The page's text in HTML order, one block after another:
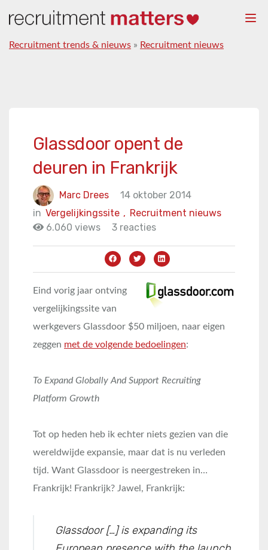
Recruitment trends & nieuws » Recruitment nieuws
Glassdoor opent de
deuren in Frankrijk
Marc Drees
14 oktober 2014
in
Recruitment nieuws
Vergelijkingssite ,
6.060 views
3 reacties
Eind vorig jaar ontving
vergelijkingssite van
werkgevers Glassdoor $50 miljoen, naar eigen
zeggen met de volgende bedoelingen:
To Expand Globally And Support Recruiting
Platform Growth
Tot op heden heb ik echter niets gezien van die
wereldwijde expansie, maar dat is nu verleden
tijd. Want Glassdoor is neergestreken in…
Frankrijk! Frankrijk? Jawel, Frankrijk:
Glassdoor […] is expanding its